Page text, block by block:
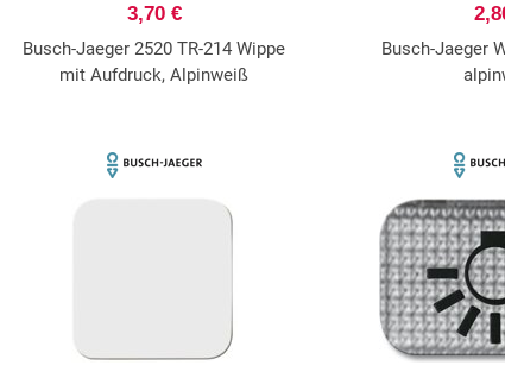
3,70 €
Busch-Jaeger 2520 TR-214 Wippe
mit Aufdruck, Alpinweiß
Busch-Jaeger